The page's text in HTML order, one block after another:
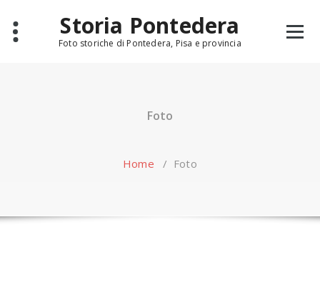
content
Storia Pontedera
Foto storiche di Pontedera, Pisa e provincia
Foto
Home / Foto